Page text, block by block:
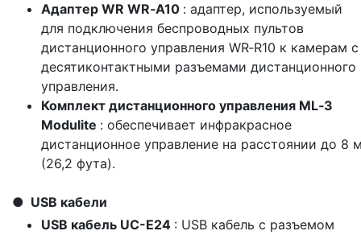
Адаптер WR WR‑A10 : адаптер, используемый
для подключения беспроводных пультов
дистанционного управления WR‑R10 к камерам с
десятиконтактными разъемами дистанционного
управления.
Комплект дистанционного управления ML‑3
Modulite : обеспечивает инфракрасное
дистанционное управление на расстоянии до 8
(26,2 фута).
USB кабели
USB кабель UC-E24 : USB кабель с разъемом